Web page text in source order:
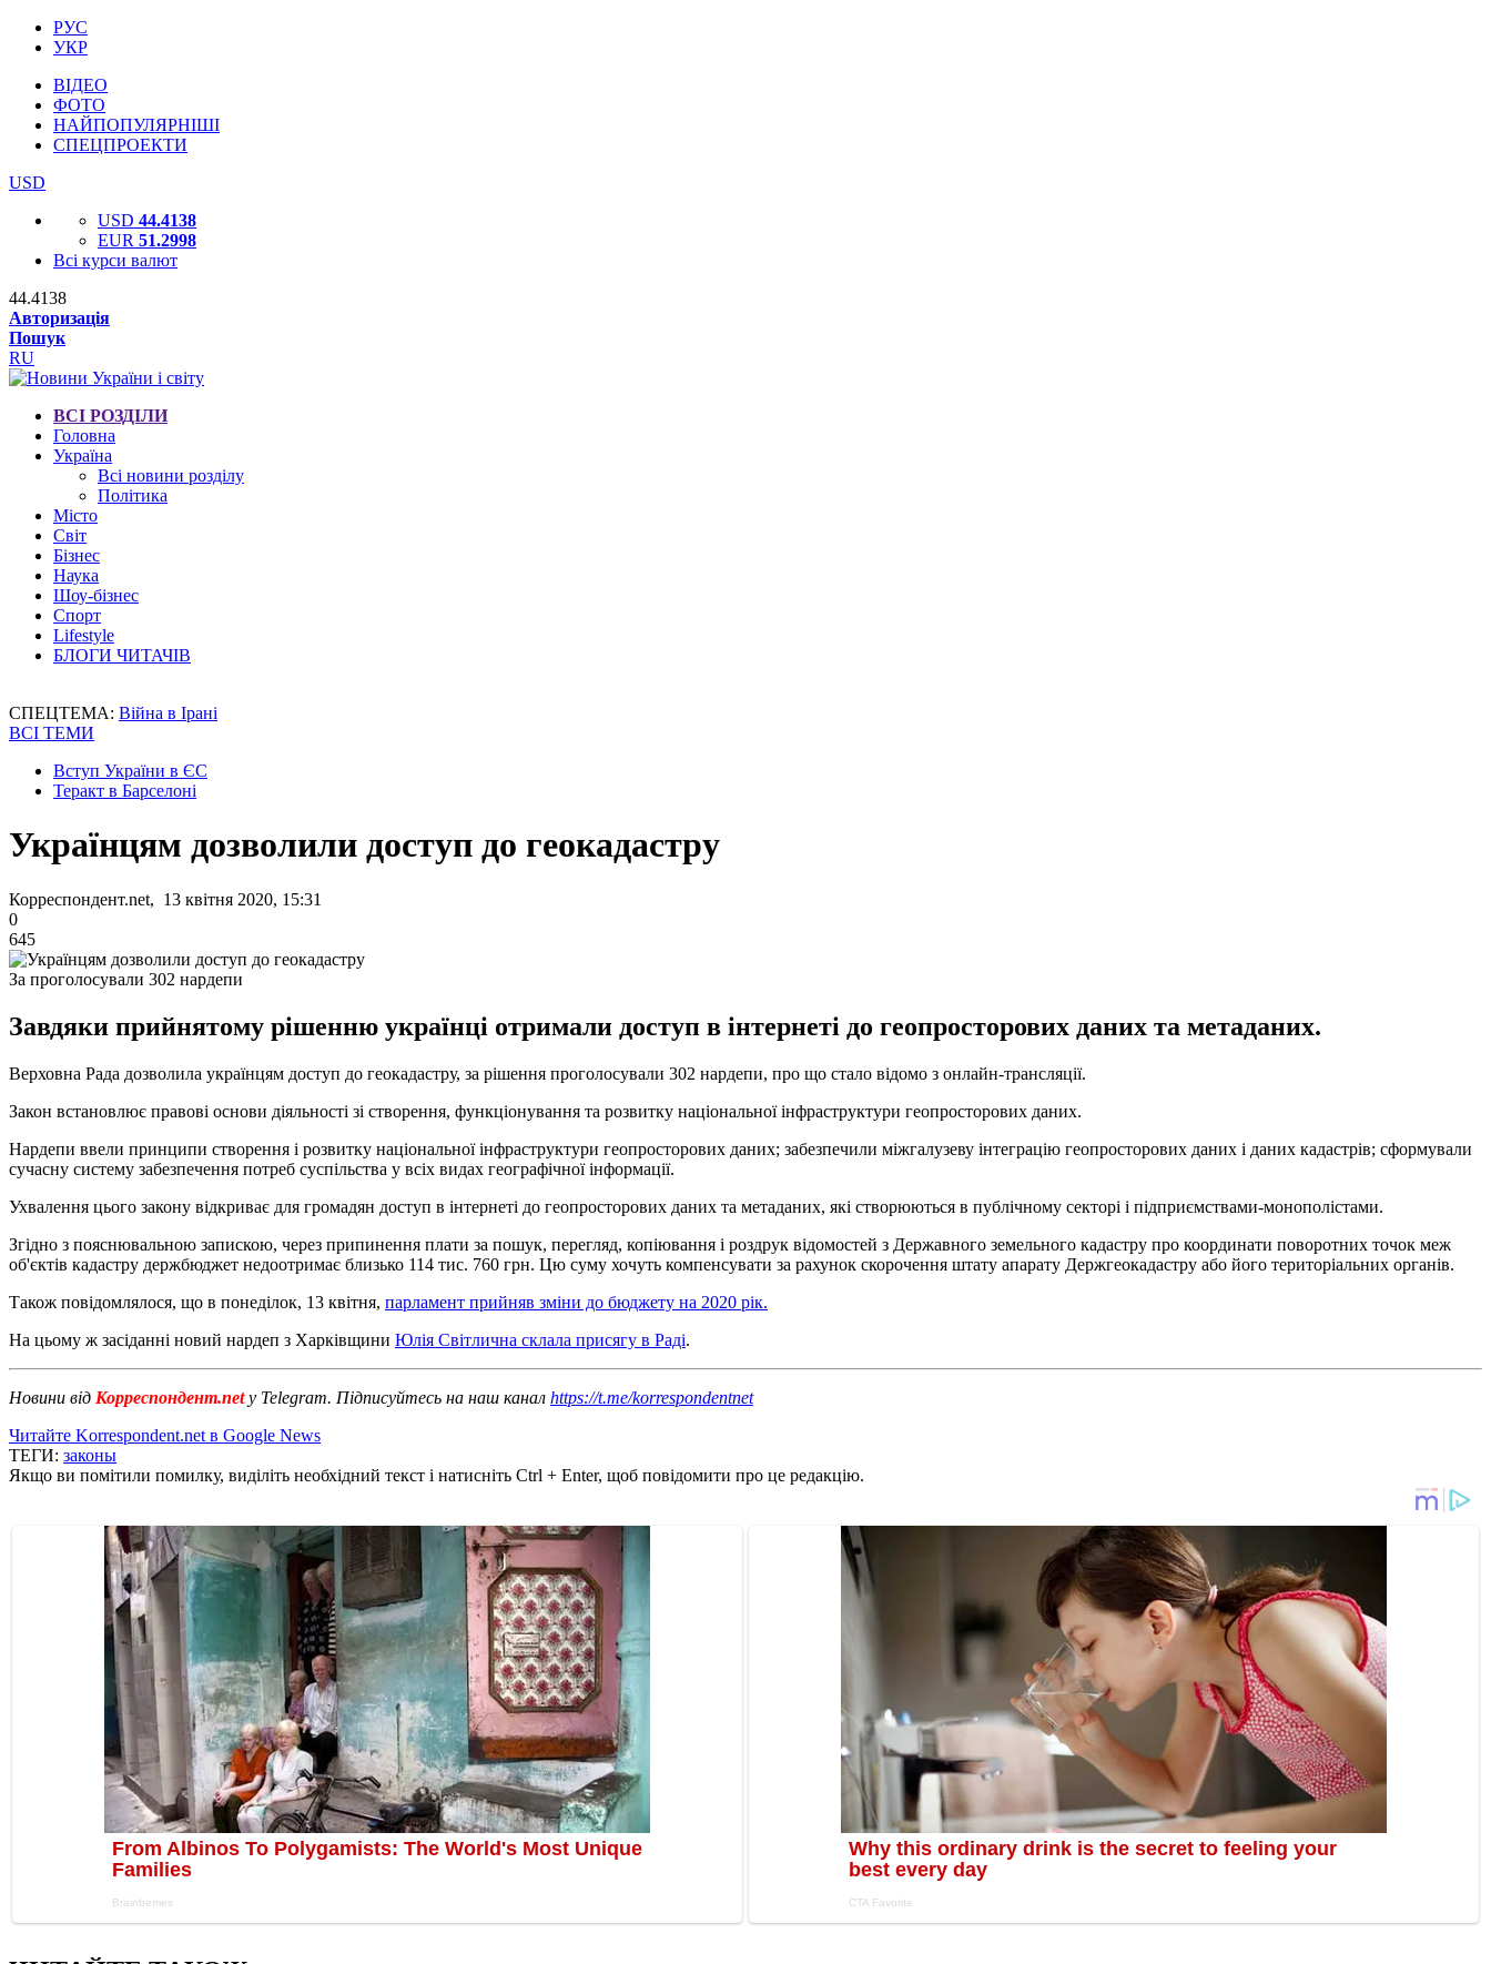
РУС
УКР
ВІДЕО
ФОТО
НАЙПОПУЛЯРНІШІ
СПЕЦПРОЕКТИ
USD
USD 44.4138
EUR 51.2998
Всі курси валют
44.4138
Авторизація
Пошук
RU
ВСІ РОЗДІЛИ
Головна
Україна
Всі новини розділу
Політика
Місто
Світ
Бізнес
Наука
Шоу-бізнес
Спорт
Lifestyle
БЛОГИ ЧИТАЧІВ
СПЕЦТЕМА: Війна в Ірані
ВСІ ТЕМИ
Вступ України в ЄС
Теракт в Барселоні
Українцям дозволили доступ до геокадастру
Корреспондент.net, 13 квітня 2020, 15:31
0
645
За проголосували 302 нардепи
Завдяки прийнятому рішенню українці отримали доступ в інтернеті до геопросторових даних та метаданих.
Верховна Рада дозволила українцям доступ до геокадастру, за рішення проголосували 302 нардепи, про що стало відомо з онлайн-трансляції.
Закон встановлює правові основи діяльності зі створення, функціонування та розвитку національної інфраструктури геопросторових даних.
Нардепи ввели принципи створення і розвитку національної інфраструктури геопросторових даних; забезпечили міжгалузеву інтеграцію геопросторових даних і даних кадастрів; сформували
сучасну систему забезпечення потреб суспільства у всіх видах географічної інформації.
Ухвалення цього закону відкриває для громадян доступ в інтернеті до геопросторових даних та метаданих, які створюються в публічному секторі і підприємствами-монополістами.
Згідно з пояснювальною запискою, через припинення плати за пошук, перегляд, копіювання і роздрук відомостей з Державного земельного кадастру про координати поворотних точок меж
об'єктів кадастру держбюджет недоотримає близько 114 тис. 760 грн. Цю суму хочуть компенсувати за рахунок скорочення штату апарату Держгеокадастру або його територіальних органів.
Також повідомлялося, що в понеділок, 13 квітня, парламент прийняв зміни до бюджету на 2020 рік.
На цьому ж засіданні новий нардеп з Харківщини Юлія Світлична склала присягу в Раді.
Новини від Корреспондент.net у Telegram. Підписуйтесь на наш канал https://t.me/korrespondentnet
Читайте Korrespondent.net в Google News
ТЕГИ: законы
Якщо ви помітили помилку, виділіть необхідний текст і натисніть Ctrl + Enter, щоб повідомити про це редакцію.